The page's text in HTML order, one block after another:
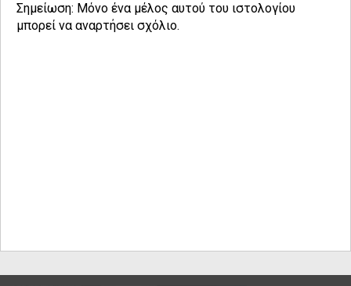
Σημείωση: Μόνο ένα μέλος αυτού του ιστολογίου
μπορεί να αναρτήσει σχόλιο.